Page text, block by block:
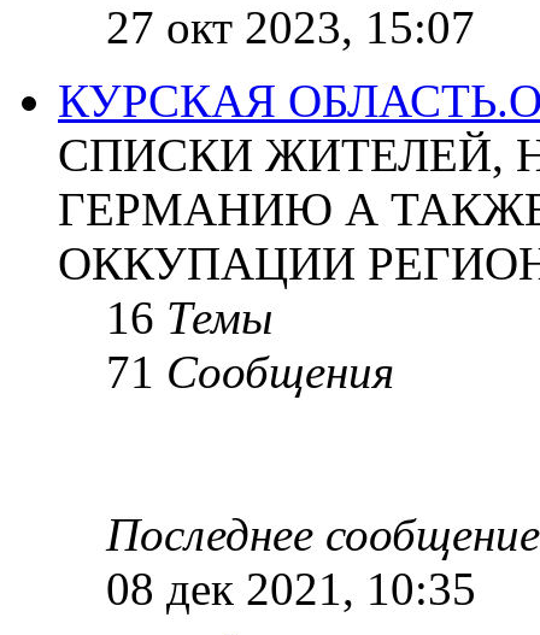
27 окт 2023, 15:07
КУРСКАЯ
СПИСКИ ЖИТЕЛЕЙ,
ГЕРМАНИЮ А
ОККУПАЦИИ
16 Темы
71 Сообщения
Последнее сообщение
08 дек 2021, 10:35